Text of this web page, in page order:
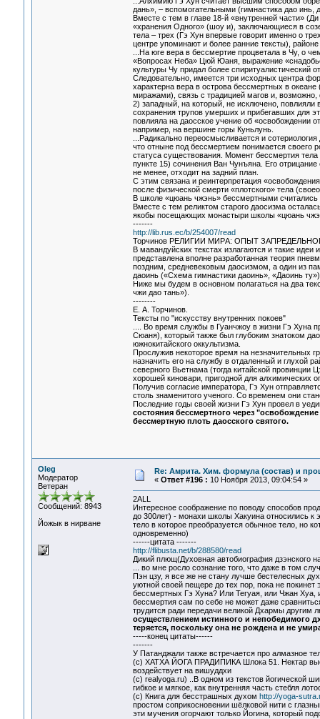
дань», – вспомогательными (гимнастика дао
Вместе с тем в главе 18-й «внутренней части»
«хранения Одного» (шоу и), заключающиеся в
тела – трех (Гэ Хун впервые говорит именно о
центре упоминают и более ранние тексты), районе
...На юге вера в бессмертие процветала в Чу, о
«Вопросах Неба» Цюй Юаня, выражение
культуры Чу придал более спиритуалистический
Следовательно, имеется три исходных центра
характерна вера в острова бессмертных в
миражами), связь с традицией магов и,
2) западный, на который, не исключено,
сохранения трупов умерших и прибегавших для
повлияла на даосское учение об «освобождении
например, на вершине горы Куньлунь.
...Радикально переосмысливается и
что отныне под бессмертием понимается своего
статуса существования. Момент бессмертия
пункте 15) сочинения Ван Чунъяна. Его
не менее, отходит на задний план.
С этим связана и реинтерпретация
после физической смерти «плотского» тела
В школе «цюань чжэнь» бессмертными
Вместе с тем реликтом старого даосизма
якобы посещающих монастыри школы «цюань
-------
http://lib.rus.ec/b/254007/read
Тоpчинов РЕЛИГИИ МИPА: ОПЫТ ЗАПPЕДЕЛЬНОГО
В мавандуйских текстах излагаются и такие
представлена вполне разработанная теория
поздним, средневековым даосизмом, а один из
даоинь («Схема гимнастики даоинь», «Даоинь
Ниже мы будем в основном полагаться на два
чжи дао тань»).
--------
Е. А. Торчинов.
Тексты по "искусству внутренних покоев"
.... Во время службы в Гуанчжоу в жизни Гэ Хуна
Сюаня), который также был глубоким знатоком
южнокитайского оккультизма.
Прослужив некоторое время на незначительных
назначить его на службу в отдаленный и глухой
северного Вьетнама (тогда китайской
хорошей киновари, пригодной для алхимических
Получив согласие императора, Гэ Хун
столь знаменитого ученого. Со временем они
Последние годы своей жизни Гэ Хун провел в
состояния бессмертного через
бессмертную плоть даосского святого.
Oleg
Модератор
Ветеран
Сообщений: 8943
Йожык в нирване
Re: Амрита. Хим. формула (состав) и
« Ответ #196 : 10 Ноября 2013, 09:04:54 »
2ALL
Интересное соображение по поводу способов
до 300лет) - монахи школы Хакуина относились
тело в которое преобразуется обычное тело, но
одновременно)
------цитата -------
http://flibusta.net/b/288580/read
Дикий плющ(Духовная автобиография дзэнского
... во мне росло сознание того, что даже в том
Пэн цзу, я все же не стану лучше бестелесных
уютной своей пещере до тех пор, пока не покинет
бессмертных Гэ Хуна? Или Тегуая, или Чжан Хуа,
бессмертия сам по себе не может даже
трудится ради передачи великой Дхармы другим
осуществлением истинного и непобедимого
теряется, поскольку она не рождена и не
-----конец цитаты------
-------
У Патанджали также встречается про алмазное
(с) ХАТХА ЙОГА ПРАДИПИКА Шлока 51. Нектар
воздействует на вишуддхи
(с) realyoga.ru) ..В одном из текстов йогической
гибкое и мягкое, как внутренняя часть стебля
(с) Книга для бесстрашных духом http://yoga-
простом соприкосновении шёлковой нити с
эти мучения огорчают только Йогина, который